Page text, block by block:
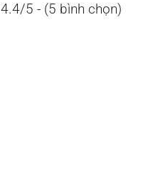
4.4/5 - (5 bình chọn)